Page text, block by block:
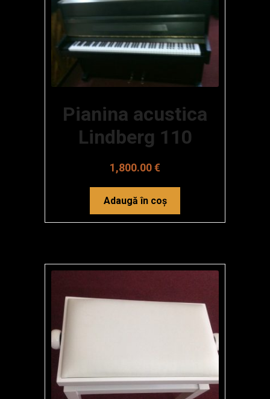
Vanzari Piane Testimoniale
Demo Piane/Pianine
Pianina acustica
Lindberg 110
1,800.00€
Adaugă în coș